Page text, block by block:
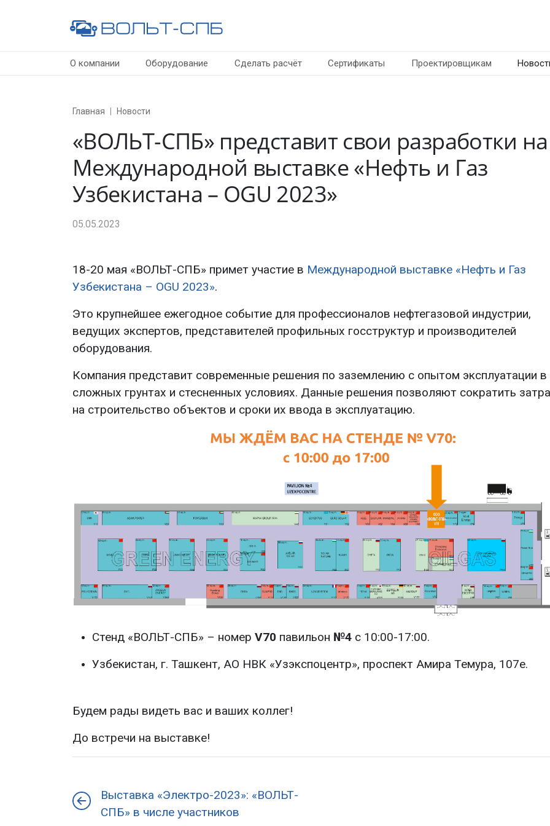
О компании Оборудование Сделать расчёт Сертификаты Проектировщикам
Главная Новости
«ВОЛЬТ-СПБ» представит свои разработки на
Международной выставке «Нефть и Газ
Узбекистана – OGU 2023»
05.05.2023
18-20 мая «ВОЛЬТ-СПБ» примет участие в Международной выставке «Нефть и Газ
Узбекистана – OGU 2023».
Это крупнейшее ежегодное событие для профессионалов нефтегазовой индустрии,
ведущих экспертов, представителей профильных госструктур и производителей
оборудования.
Компания представит современные решения по заземлению с опытом эксплуатации в
сложных грунтах и стесненных условиях. Данные решения позволяют сократить
на строительство объектов и сроки их ввода в эксплуатацию.
Стенд «ВОЛЬТ-СПБ» – номер V70 павильон №4 с 10:00-17:00.
Узбекистан, г. Ташкент, АО НВК «Узэкспоцентр», проспект Амира Темура, 107е.
Будем рады видеть вас и ваших коллег!
До встречи на выставке!
Выставка «Электро-2023»: «ВОЛЬТ-
СПБ» в числе участников